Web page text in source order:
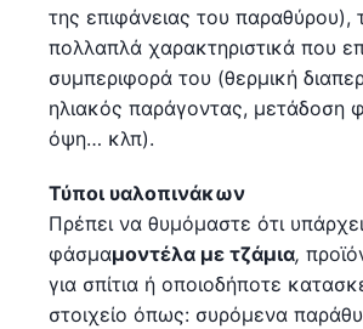
της επιφάνειας του παραθύρου),
πολλαπλά χαρακτηριστικά που
συμπεριφορά του (θερμική
ηλιακός παράγοντας, μετάδοση
όψη… κλπ).
Τύποι υαλοπινάκων
Πρέπει να θυμόμαστε ότι
φάσμαμοντέλα με τζάμια,
για σπίτια ή οποιοδήποτε
στοιχείο όπως: συρόμενα